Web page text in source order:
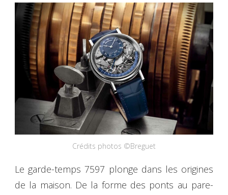
Crédits photos ©Breguet
Le garde-temps 7597 plonge dans les origines
de la maison. De la forme des ponts au pare-